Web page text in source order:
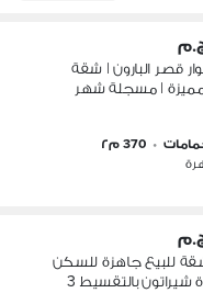
قصر البارون | شقة
مميزة | مسجلة شهر
• 370 م٢
للبيع جاهزة للسكن
في مصر الجديدة شيراتون بالتقسيط 3